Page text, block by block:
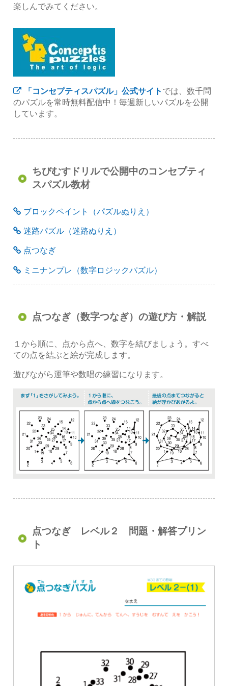
楽しんでみてください。
「コンセプティスパズル」公式サイト では、数千問
のパズルを常時無料配信中！毎週新しいパズルを公開
しています。
ちびむすドリルで公開中のコンセプティ
スパズル教材
ブロックペイント（パズルぬりえ）
迷路パズル（迷路ぬりえ）
点つなぎ
ミニナンプレ（数字ロジックパズル）
点つなぎ（数字つなぎ）の遊び方・解説
１から順に、点から点へ、数字を結びましょう。すべ
ての点を結ぶと絵が完成します。
遊びながら運筆や数唱の練習になります。
点つなぎ レベル２ 問題・解答プリン
ト